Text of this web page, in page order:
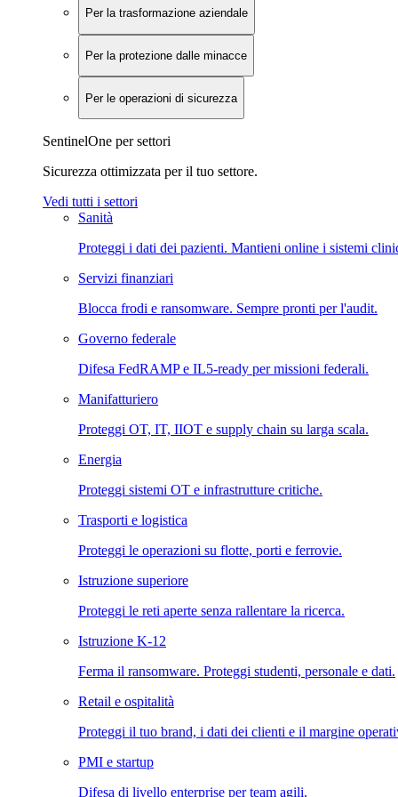
Per la trasformazione aziendale
Per la protezione dalle minacce
Per le operazioni di sicurezza
SentinelOne per settori
Sicurezza ottimizzata per il tuo settore.
Vedi tutti i settori
Sanità
Proteggi i dati dei pazienti. Mantieni online i sistemi
Servizi finanziari
Blocca frodi e ransomware. Sempre pronti per l'audit.
Governo federale
Difesa FedRAMP e IL5-ready per missioni federali.
Manifatturiero
Proteggi OT, IT, IIOT e supply chain su larga scala.
Energia
Proteggi sistemi OT e infrastrutture critiche.
Trasporti e logistica
Proteggi le operazioni su flotte, porti e ferrovie.
Istruzione superiore
Proteggi le reti aperte senza rallentare la ricerca.
Istruzione K-12
Ferma il ransomware. Proteggi studenti, personale e dati.
Retail e ospitalità
Proteggi il tuo brand, i dati dei clienti e il margine
PMI e startup
Difesa di livello enterprise per team agili.